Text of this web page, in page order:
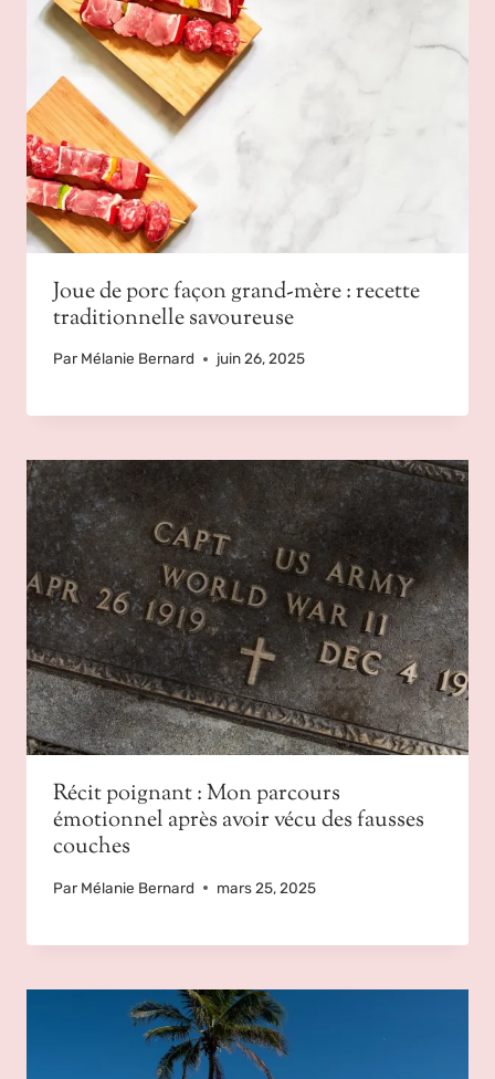
Joue de porc façon grand-mère : recette
traditionnelle savoureuse
Par Mélanie Bernard juin 26, 2025
Récit poignant : Mon parcours
émotionnel après avoir vécu des fausses
couches
Par Mélanie Bernard mars 25, 2025